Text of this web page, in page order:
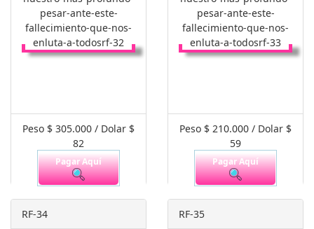
Peso $ 305.000 / Dolar $
82
Pagar Aquí
Peso $ 210.000 / Dolar $
59
Pagar Aquí
RF-34 RF-35